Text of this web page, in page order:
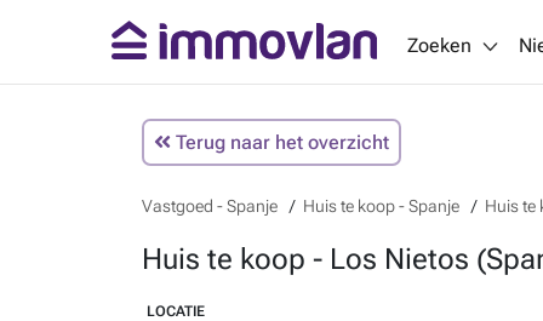
Zoeken
Terug naar het overzicht
Vastgoed - Spanje Huis te koop - Spanje Huis te
Huis te koop - Los Nietos
LOCATIE